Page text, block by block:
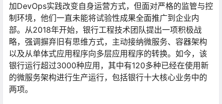
加DevOps实践改变自身运营方式，但面对严格的监管与控
制环境，他们一直未能将试验性成果全面推广到企业内
部。从2018年开始，银行工程技术团队提出一项积极战
略，强调摒弃旧有思维方式，主动接纳微服务、容器架构
以及从单体式应用程序向多层应用程序的转换。如今，该
银行运行超过3000种应用，其中有120多种已经在使用新
的微服务架构进行生产运行，包括银行十大核心业务中的
两项。